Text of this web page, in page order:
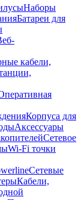
Наборы
Батареи для
кабели,
Корпуса для
Аксессуары
Сетевое
Wi-Fi точки
Сетевые
Кабели,